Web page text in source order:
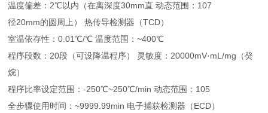
温度偏差：2℃以内（在离深度30mm直 动态范围：107
径20mm的圆周上） 热传导检测器（TCD）
室温依存性：0.01℃/℃ 温度范围：~400℃
程序段数：20段（可设降温程序） 灵敏度：20000mV·mL/mg（癸
烷）
程序比率设定范围：-250℃~250℃/min 动态范围：105
全步骤使用时间：~9999.99min 电子捕获检测器（ECD）